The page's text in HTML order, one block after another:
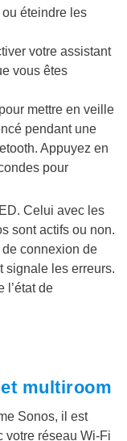
éteindre les
votre assistant
vous êtes
mettre en veille
pendant une
Appuyez en
pour
Celui avec les
sont actifs ou non.
de connexion de
signale les erreurs.
l’état de
multiroom
Sonos, il est
votre réseau Wi-Fi